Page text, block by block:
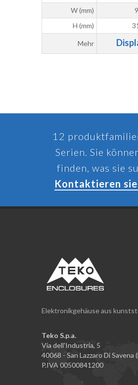
W (mm)
H (mm)
Mehr
12
Serien. Sie
finden, was sie
Kontaktieren sie
Elektronikgehäuse aus
Teko S.p.a.
Via dell'Industria, 5
40068 - San Lazzaro Di Savena
P.IVA 00500841200